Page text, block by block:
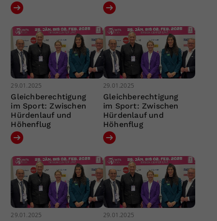
29.01.2025
Gleichberechtigung
im Sport: Zwischen
Hürdenlauf und
Höhenflug
29.01.2025
Gleichberechtigung
im Sport: Zwischen
Hürdenlauf und
Höhenflug
29.01.2025 29.01.2025